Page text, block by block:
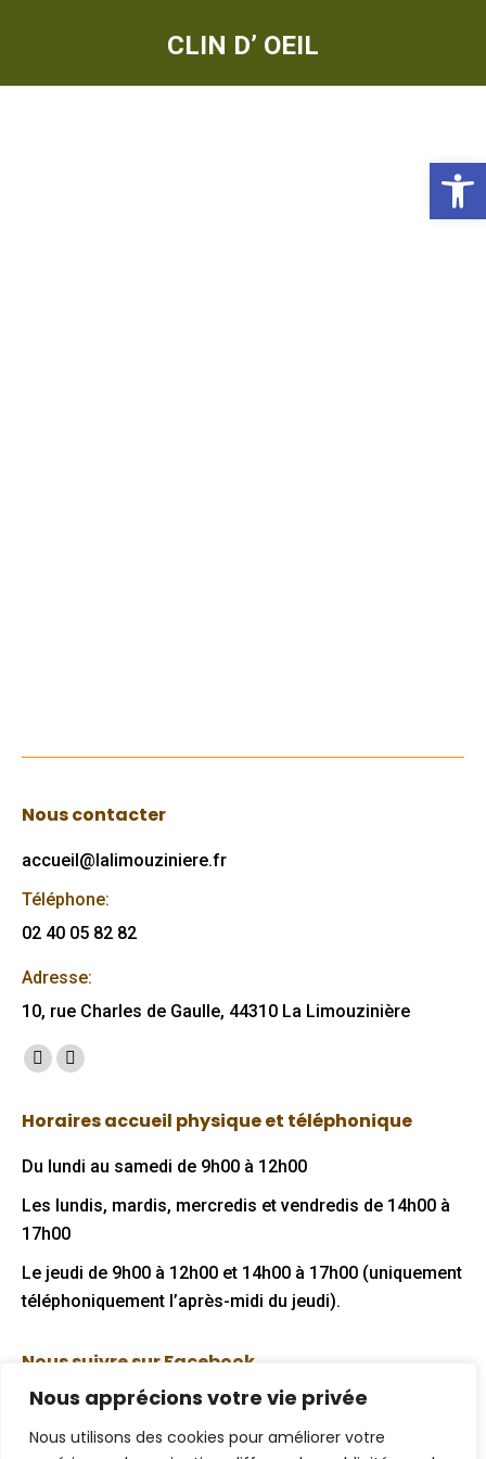
Nous apprécions votre vie privée
Nous utilisons des cookies pour améliorer votre
CLIN D’ OEIL
Nous contacter
accueil@lalimouziniere.fr
Téléphone:
02 40 05 82 82
Adresse:
10, rue Charles de Gaulle, 44310 La Limouzinière
Trouvez nous sur :
Facebook
opens
in
window
Mail
opens
in
window
Horaires accueil physique et téléphonique
Du lundi au samedi de 9h00 à 12h00
Les lundis, mardis, mercredis et vendredis de 14h00 à
17h00
Le jeudi de 9h00 à 12h00 et 14h00 à 17h00 (uniquement
téléphoniquement l’après-midi du jeudi).
Nous suivre sur Facebook